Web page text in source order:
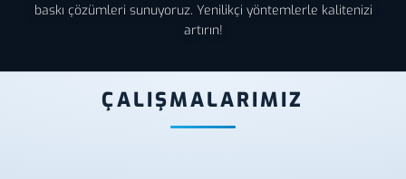
baskı çözümleri sunuyoruz. Yenilikçi yöntemlerle kalitenizi
artırın!
ÇALIŞMALARIMIZ